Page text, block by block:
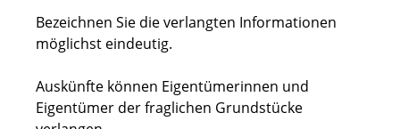
Bezeichnen Sie die verlangten Informationen
möglichst eindeutig.
Auskünfte können Eigentümerinnen und
Eigentümer der fraglichen Grundstücke